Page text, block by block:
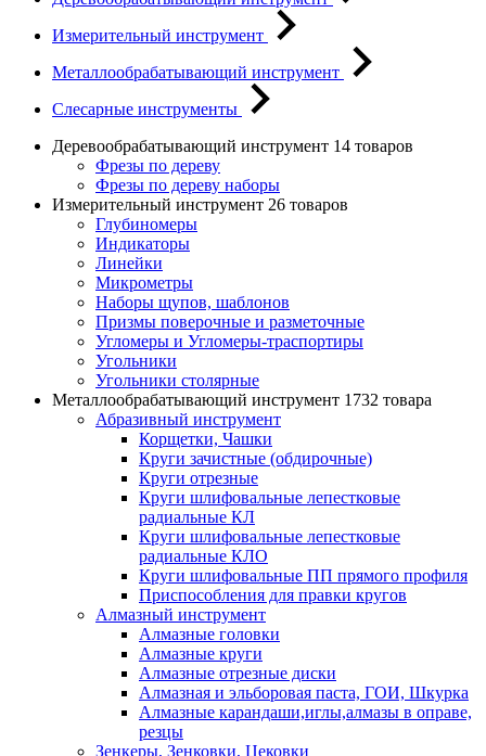
Измерительный инструмент
Металлообрабатывающий инструмент
Слесарные инструменты
Деревообрабатывающий инструмент 14 товаров
Фрезы по дереву
Фрезы по дереву наборы
Измерительный инструмент 26 товаров
Глубиномеры
Индикаторы
Линейки
Микрометры
Наборы щупов, шаблонов
Призмы поверочные и разметочные
Угломеры и Угломеры-траспортиры
Угольники
Угольники столярные
Металлообрабатывающий инструмент 1732 товара
Абразивный инструмент
Корщетки, Чашки
Круги зачистные (обдирочные)
Круги отрезные
Круги шлифовальные лепестковые
радиальные КЛ
Круги шлифовальные лепестковые
радиальные КЛО
Круги шлифовальные ПП прямого профиля
Приспособления для правки кругов
Алмазный инструмент
Алмазные головки
Алмазные круги
Алмазные отрезные диски
Алмазная и эльборовая паста, ГОИ, Шкурка
Алмазные карандаши,иглы,алмазы в оправе,
резцы
Зенкеры, Зенковки, Цековки